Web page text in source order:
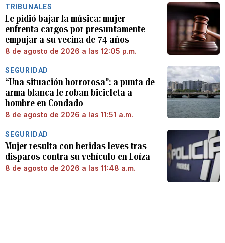
TRIBUNALES
Le pidió bajar la música: mujer
enfrenta cargos por presuntamente
empujar a su vecina de 74 años
8 de agosto de 2026 a las 12:05 p.m.
SEGURIDAD
“Una situación horrorosa”: a punta de
arma blanca le roban bicicleta a
hombre en Condado
8 de agosto de 2026 a las 11:51 a.m.
SEGURIDAD
Mujer resulta con heridas leves tras
disparos contra su vehículo en Loíza
8 de agosto de 2026 a las 11:48 a.m.